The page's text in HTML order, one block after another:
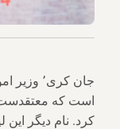
جان
است که معتقدست
کرد. نام دیگر